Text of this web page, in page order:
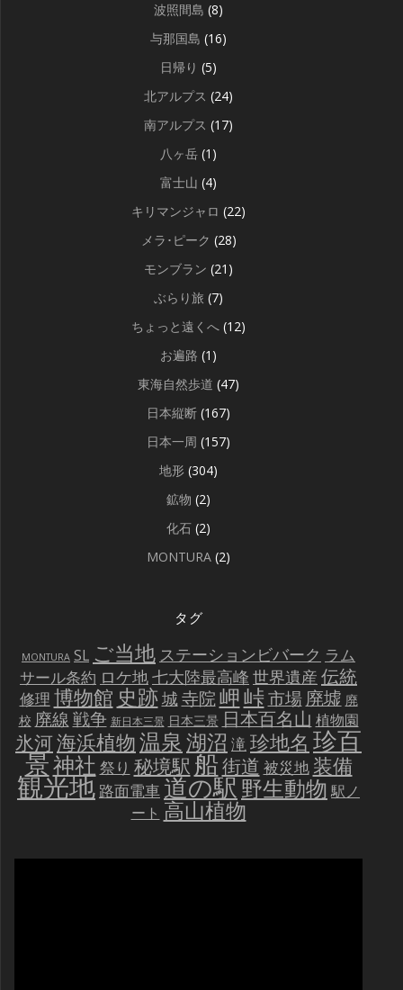
波照間島 (8)
与那国島 (16)
日帰り (5)
北アルプス (24)
南アルプス (17)
八ヶ岳 (1)
富士山 (4)
キリマンジャロ (22)
メラ･ピーク (28)
モンブラン (21)
ぶらり旅 (7)
ちょっと遠くへ (12)
お遍路 (1)
東海自然歩道 (47)
日本縦断 (167)
日本一周 (157)
地形 (304)
鉱物 (2)
化石 (2)
MONTURA (2)
タグ
MONTURA SL ご当地 ステーションビバーク ラム
サール条約 ロケ地七大陸最高峰 世界遺産 伝統
修理 博物館 史跡城寺院岬峠市場 廃墟 廃
校 廃線戦争 新日本三景 日本三景 日本百名山 植物園
氷河海浜植物温泉湖沼 滝珍地名 珍百
景神社 祭り 秘境駅船街道 被災地 装備
観光地 路面電車道の駅野生動物 駅ノ
ート 高山植物